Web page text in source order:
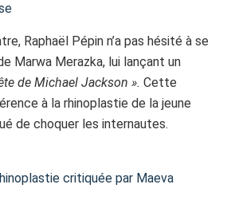
Raphaël Pépin n’a pas hésité à se
Marwa Merazka, lui lançant un
de Michael Jackson ». Cette
à la rhinoplastie de la jeune
de choquer les internautes.
critiquée par Maeva